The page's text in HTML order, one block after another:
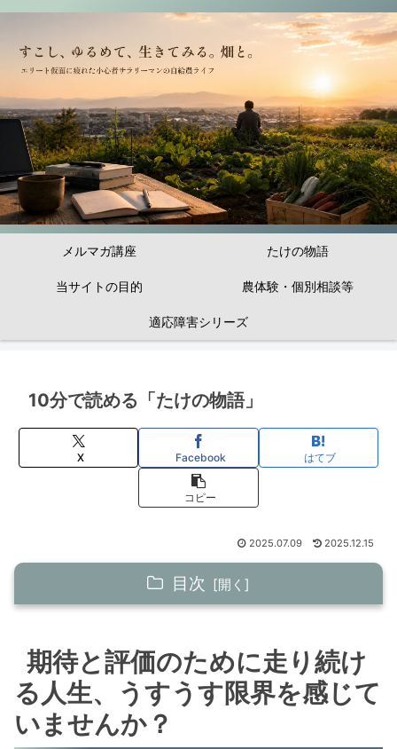
メルマガ講座 たけの物語
当サイトの目的 農体験・個別相談等
適応障害シリーズ
10分で読める「たけの物語」
X Facebook はてブ
コピー
2025.07.09 2025.12.15
目次
限界を感じていませんか？
僕の心の中にはいつも焦りと不安がありま
した
でも、もがき苦しみながらも、「自分」と
期待と評価のために走り続け
る人生、うすうす限界を感じて
いませんか？